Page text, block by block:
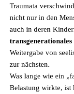
Traumata
nicht nur in den
auch in deren
Weitergabe von
zur nächsten.
Was lange wie ein
Belastung wirkte, ist